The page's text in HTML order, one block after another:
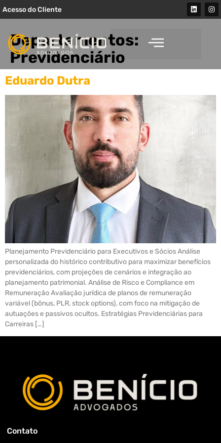
Acesso do Cliente
Departamentos:
Previdenciário
Eduardo Dutra
Planejamento Previdenciário para Executivos e Sócios Análise
personalizada do histórico contributivo para maximizar benefícios
previdenciários, com projeções de cenários e integração ao
planejamento patrimonial. Análise de Risco e Compliance em
Remuneração Avaliação jurídica de planos de remuneração
variável (bônus, PLR, stock options), com foco na mitigação de
autuações e passivos ocultos. Estratégias Previdenciárias para
Carreiras […]
Contato